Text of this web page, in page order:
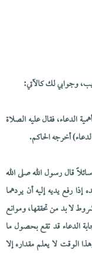
وجوابي لك كالآتي:
الدعاء، فقال عليه الصلاة
أخرجه الحاكم.
قال رسول الله صلى الله
رفع يديه إليه أن يردهما
لا بد من تحققها، وموانع
الدعاء قد تقع بحصول ما
الوقت لا يعلم مقداره إلا